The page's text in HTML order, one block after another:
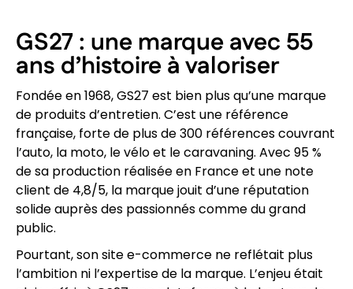
GS27 : une marque avec 55
ans d’histoire à valoriser
Fondée en 1968, GS27 est bien plus qu’une marque
de produits d’entretien. C’est une référence
française, forte de plus de 300 références couvrant
l’auto, la moto, le vélo et le caravaning. Avec 95 %
de sa production réalisée en France et une note
client de 4,8/5, la marque jouit d’une réputation
solide auprès des passionnés comme du grand
public.
Pourtant, son site e-commerce ne reflétait plus
l’ambition ni l’expertise de la marque. L’enjeu était